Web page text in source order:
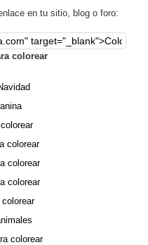
en tu sitio, blog o foro:
colorear
colorear
colorear
colorear
colorear